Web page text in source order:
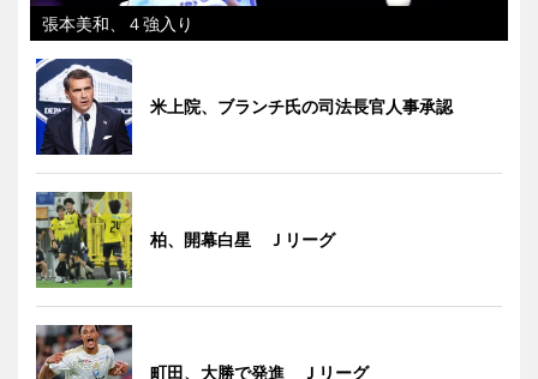
張本美和、４強入り
米上院、ブランチ氏の司法長官人事承認
柏、開幕白星 Ｊリーグ
町田、大勝で発進 Ｊリーグ